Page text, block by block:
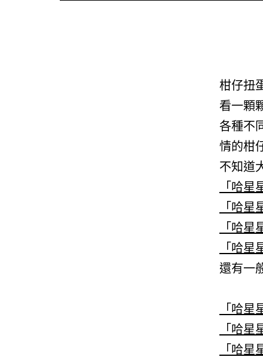
柑仔扭
看一顆
各種不
情的柑
不知道
「哈
「哈
「哈
「哈
還有一
「哈
「哈
「哈